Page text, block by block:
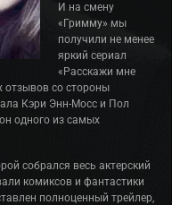
И на смену
«Гримму» мы
получили не менее
яркий сериал
«Расскажи мне
отзывов со стороны
Кэри Энн-Мосс и Пол
одного из самых
собрался весь актерский
комиксов и фантастики
полноценный трейлер,